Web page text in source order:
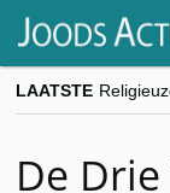
LAATSTE
De